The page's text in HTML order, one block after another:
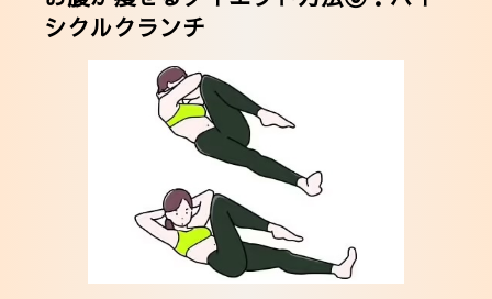
シクルクランチ